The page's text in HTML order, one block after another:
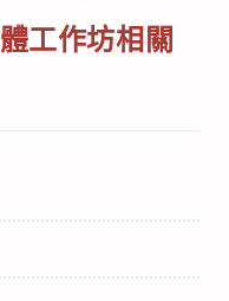
工作坊相關